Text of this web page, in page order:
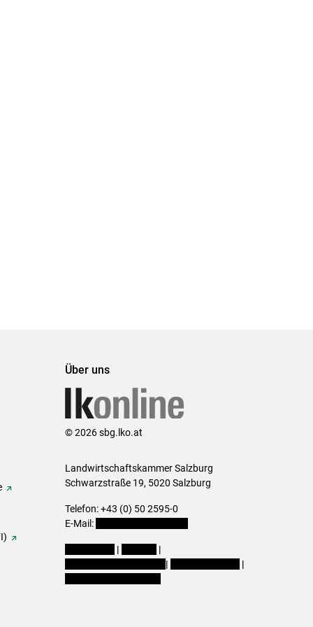
Über uns
© 2026 sbg.lko.at
Landwirtschaftskammer Salzburg
Schwarzstraße 19, 5020 Salzburg
Telefon: +43 (0) 50 2595-0
E-Mail:
|
|
|
|